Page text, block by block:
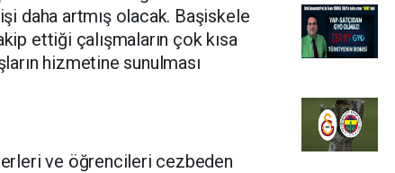
daha artmış olacak. Başiskele
ettiği çalışmaların çok kısa
hizmetine sunulması
ve öğrencileri cezbeden